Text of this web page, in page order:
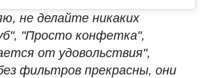
не делайте никаких
"Просто конфетка",
от удовольствия",
фильтров прекрасны, они